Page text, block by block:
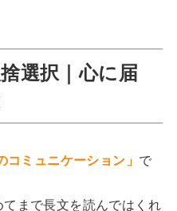
選択｜心に届
ミュニケーション」 で
まで長文を読んではくれ